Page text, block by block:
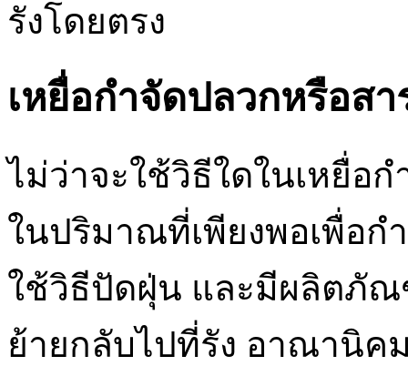
รังโดยตรง
เหยื่อกำจัดปลวกหรือส
ไม่ว่าจะใช้วิธีใดในเหยื่อ
ในปริมาณที่เพียงพอเพื่อก
ใช้วิธีปัดฝุ่น และมีผลิตภัณ
ย้ายกลับไปที่รัง อาณานิค